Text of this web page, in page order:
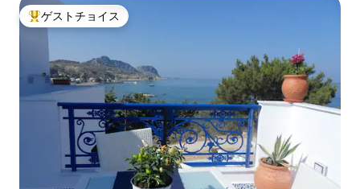
大好評のゲストチョイスです。
ゲストチョイス